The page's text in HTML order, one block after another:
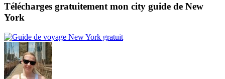
Télécharges gratuitement mon city guide de New
York